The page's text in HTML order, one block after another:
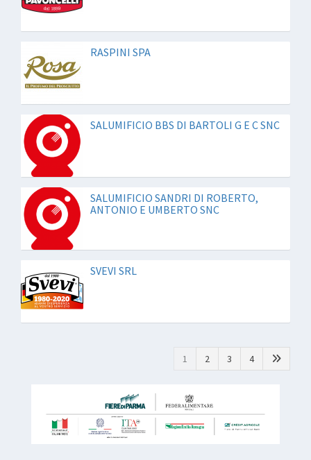
RASPINI SPA
SALUMIFICIO BBS DI BARTOLI G E C SNC
SALUMIFICIO SANDRI DI ROBERTO,
ANTONIO E UMBERTO SNC
SVEVI SRL
1 2 3 4